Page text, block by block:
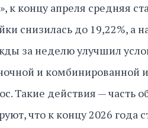
концу апреля средняя
снизилась до 19,22%, а
за неделю улучшил
и комбинированной
Такие действия — часть
что к концу 2026 года